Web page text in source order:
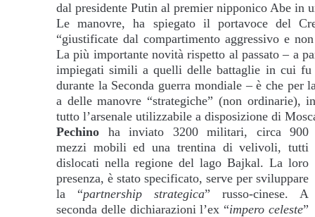
dal presidente Putin al premier nipponico Abe in
Le manovre, ha spiegato il portavoce del
“giustificate dal compartimento aggressivo e
La più importante novità rispetto al passato – a
impiegati simili a quelli delle battaglie in cui fu
durante la Seconda guerra mondiale – è che per
a delle manovre “strategiche” (non ordinarie),
tutto l’arsenale utilizzabile a disposizione di
Pechino ha inviato 3200 militari, circa 900
mezzi mobili ed una trentina di velivoli, tutti
dislocati nella regione del lago Bajkal. La loro
presenza, è stato specificato, serve per sviluppare
la “partnership strategica” russo-cinese. A
seconda delle dichiarazioni l’ex “impero celeste”